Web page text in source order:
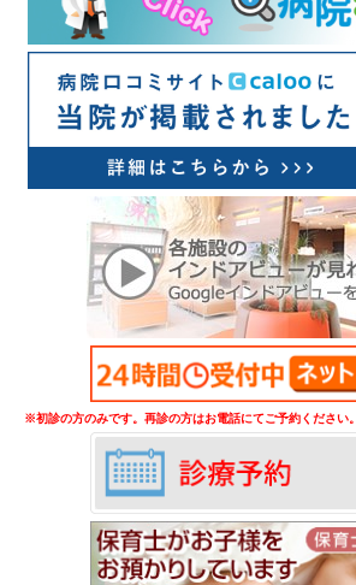
※初診の方のみです。再診の方はお電話にてご予約ください。